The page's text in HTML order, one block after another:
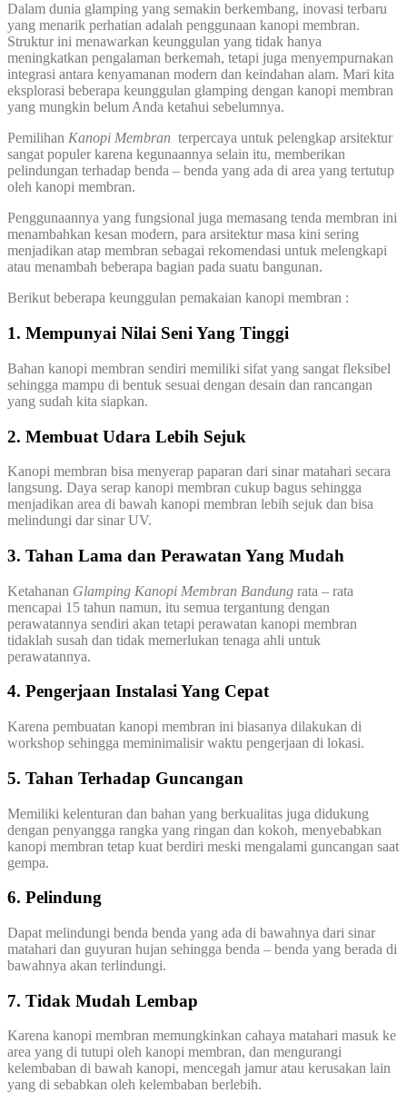
Dalam dunia glamping yang semakin berkembang, inovasi terbaru
yang menarik perhatian adalah penggunaan kanopi membran.
Struktur ini menawarkan keunggulan yang tidak hanya
meningkatkan pengalaman berkemah, tetapi juga menyempurnakan
integrasi antara kenyamanan modern dan keindahan alam. Mari kita
eksplorasi beberapa keunggulan glamping dengan kanopi membran
yang mungkin belum Anda ketahui sebelumnya.
Pemilihan Kanopi Membran terpercaya untuk pelengkap arsitektur
sangat populer karena kegunaannya selain itu, memberikan
pelindungan terhadap benda – benda yang ada di area yang tertutup
oleh kanopi membran.
Penggunaannya yang fungsional juga memasang tenda membran ini
menambahkan kesan modern, para arsitektur masa kini sering
menjadikan atap membran sebagai rekomendasi untuk melengkapi
atau menambah beberapa bagian pada suatu bangunan.
Berikut beberapa keunggulan pemakaian kanopi membran :
1. Mempunyai Nilai Seni Yang Tinggi
Bahan kanopi membran sendiri memiliki sifat yang sangat fleksibel
sehingga mampu di bentuk sesuai dengan desain dan rancangan
yang sudah kita siapkan.
2. Membuat Udara Lebih Sejuk
Kanopi membran bisa menyerap paparan dari sinar matahari secara
langsung. Daya serap kanopi membran cukup bagus sehingga
menjadikan area di bawah kanopi membran lebih sejuk dan bisa
melindungi dar sinar UV.
3. Tahan Lama dan Perawatan Yang Mudah
Ketahanan Glamping Kanopi Membran Bandung rata – rata
mencapai 15 tahun namun, itu semua tergantung dengan
perawatannya sendiri akan tetapi perawatan kanopi membran
tidaklah susah dan tidak memerlukan tenaga ahli untuk
perawatannya.
4. Pengerjaan Instalasi Yang Cepat
Karena pembuatan kanopi membran ini biasanya dilakukan di
workshop sehingga meminimalisir waktu pengerjaan di lokasi.
5. Tahan Terhadap Guncangan
Memiliki kelenturan dan bahan yang berkualitas juga didukung
dengan penyangga rangka yang ringan dan kokoh, menyebabkan
kanopi membran tetap kuat berdiri meski mengalami guncangan saat
gempa.
6. Pelindung
Dapat melindungi benda benda yang ada di bawahnya dari sinar
matahari dan guyuran hujan sehingga benda – benda yang berada di
bawahnya akan terlindungi.
7. Tidak Mudah Lembap
Karena kanopi membran memungkinkan cahaya matahari masuk ke
area yang di tutupi oleh kanopi membran, dan mengurangi
kelembaban di bawah kanopi, mencegah jamur atau kerusakan lain
yang di sebabkan oleh kelembaban berlebih.